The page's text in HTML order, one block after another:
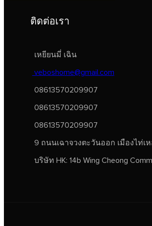
ติดต่อเรา
เหยียนมี่ เฉิน
veboshome@gmail.com
08613570209907
08613570209907
08613570209907
9 ถนนเฉาจวงตะวันออก เมืองไท่เ
บริษัท HK: 14b Wing Cheong